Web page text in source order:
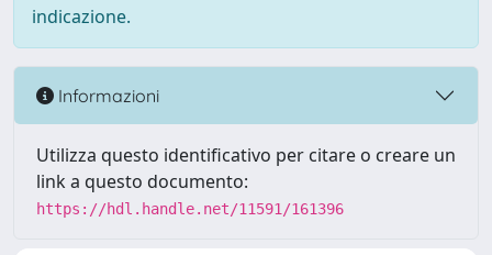
indicazione.
Informazioni
Utilizza questo identificativo per citare o creare un
link a questo documento:
https://hdl.handle.net/11591/161396